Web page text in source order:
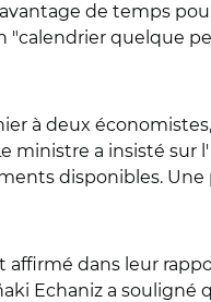
de temps
"calendrier quelque
à deux
ministre a insisté sur
disponibles. Une
dans leur
Echaniz a souligné